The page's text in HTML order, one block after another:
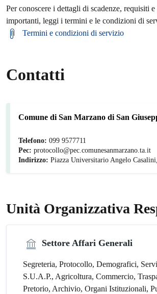
Per conoscere i dettagli di scadenze, requisiti
importanti, leggi i termini e le condizioni di
Termini e condizioni di servizio
Contatti
Comune di San Marzano di San
Telefono: 099 9577711
Pec: protocollo@pec.comunesanmarzano.ta.it
Indirizzo: Piazza Universitario Angelo
Unità Organizzativa
Settore Affari Generali
Segreteria, Protocollo, Demografici,
S.U.A.P., Agricoltura, Commercio,
Pretorio, Archivio, Organi Istituzionali,